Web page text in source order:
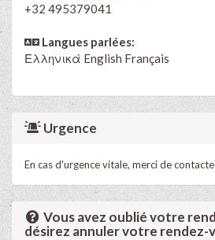
+32 495379041
Langues parlées:
Ελληνικά English Français
Urgence
En cas d'urgence vitale, merci de
Vous avez oublié votre
désirez annuler votre rendez-